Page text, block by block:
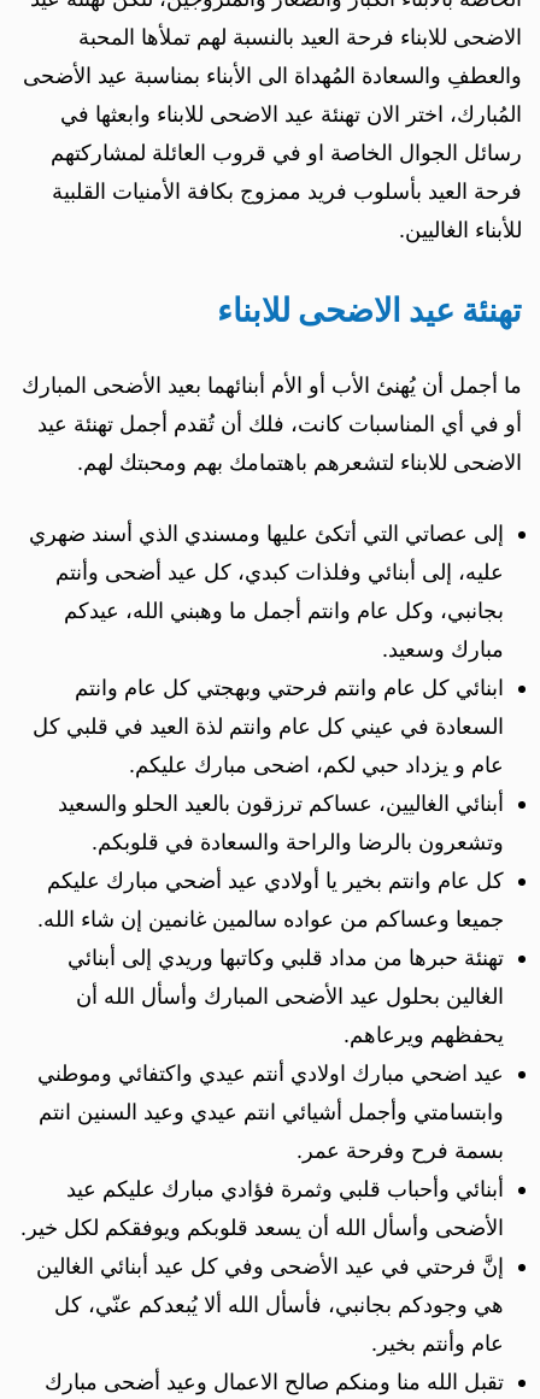
الاضحى للابناء فرحة العيد بالنسبة لهم تملأها المحبة
والعطفِ والسعادة المُهداة الى الأبناء بمناسبة عيد الأضحى
المُبارك، اختر الان تهنئة عيد الاضحى للابناء وابعثها في
رسائل الجوال الخاصة او في قروب العائلة لمشاركتهم
فرحة العيد بأسلوب فريد ممزوج بكافة الأمنيات القلبية
للأبناء الغاليين.
تهنئة عيد الاضحى للابناء
ما أجمل أن يُهنئ الأب أو الأم أبنائهما بعيد الأضحى المبارك
أو في أي المناسبات كانت، فلك أن تُقدم أجمل تهنئة عيد
الاضحى للابناء لتشعرهم باهتمامك بهم ومحبتك لهم.
إلى عصاتي التي أتكئ عليها ومسندي الذي أسند ضهري
عليه، إلى أبنائي وفلذات كبدي، كل عيد أضحى وأنتم
بجانبي، وكل عام وانتم أجمل ما وهبني الله، عيدكم
مبارك وسعيد.
ابنائي كل عام وانتم فرحتي وبهجتي كل عام وانتم
السعادة في عيني كل عام وانتم لذة العيد في قلبي كل
عام و يزداد حبي لكم، اضحى مبارك عليكم.
أبنائي الغاليين، عساكم ترزقون بالعيد الحلو والسعيد
وتشعرون بالرضا والراحة والسعادة في قلوبكم.
كل عام وانتم بخير يا أولادي عيد أضحي مبارك عليكم
جميعا وعساكم من عواده سالمين غانمين إن شاء الله.
تهنئة حبرها من مداد قلبي وكاتبها وريدي إلى أبنائي
الغالين بحلول عيد الأضحى المبارك وأسأل الله أن
يحفظهم ويرعاهم.
عيد اضحي مبارك اولادي أنتم‌ عيدي‌ واكتفائي‌ وموطني‌
وابتسامتي‌ وأجمل أشيائي انتم عيدي وعيد السنين انتم
بسمة فرح وفرحة عمر.
أبنائي وأحباب قلبي وثمرة فؤادي مبارك عليكم عيد
الأضحى وأسأل الله أن يسعد قلوبكم ويوفقكم لكل خير.
إنَّ فرحتي في عيد الأضحى وفي كل عيد أبنائي الغالين
هي وجودكم بجانبي، فأسأل الله ألا يُبعدكم عنّي، كل
عام وأنتم بخير.
تقبل الله منا ومنكم صالح الاعمال وعيد أضحى مبارك